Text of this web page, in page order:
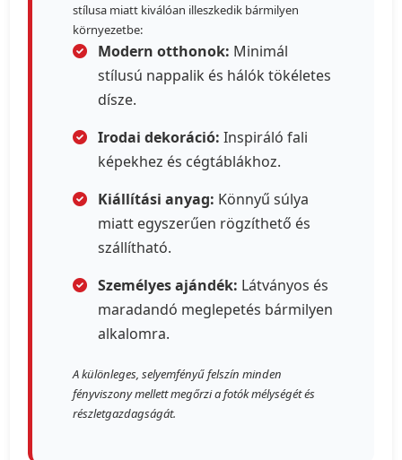
stílusa miatt kiválóan illeszkedik bármilyen
környezetbe:
Modern otthonok: Minimál
stílusú nappalik és hálók tökéletes
dísze.
Irodai dekoráció: Inspiráló fali
képekhez és cégtáblákhoz.
Kiállítási anyag: Könnyű súlya
miatt egyszerűen rögzíthető és
szállítható.
Személyes ajándék: Látványos és
maradandó meglepetés bármilyen
alkalomra.
A különleges, selyemfényű felszín minden
fényviszony mellett megőrzi a fotók mélységét és
részletgazdagságát.